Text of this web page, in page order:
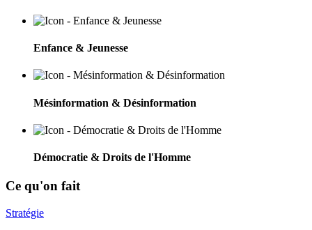
Enfance & Jeunesse
Mésinformation & Désinformation
Démocratie & Droits de l'Homme
Ce qu'on fait
Stratégie